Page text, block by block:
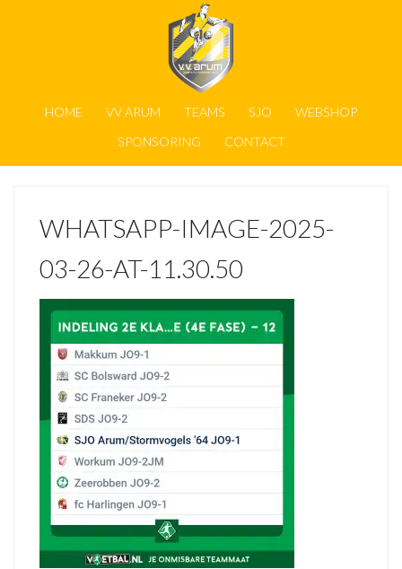
HOME VV ARUM TEAMS SJO
WEBSHOP
SPONSORING
CONTACT
WHATSAPP-IMAGE-2025-
03-26-AT-11.30.50